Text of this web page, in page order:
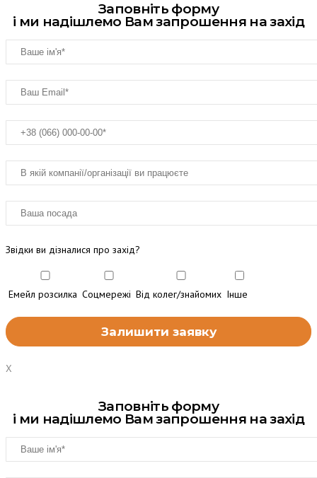
Заповніть форму
і ми надішлемо Вам запрошення на захід
Звідки ви дізналися про захід?
Емейл розсилка Соцмережі Від колег/знайомих Інше
X
Заповніть форму
і ми надішлемо Вам запрошення на захід